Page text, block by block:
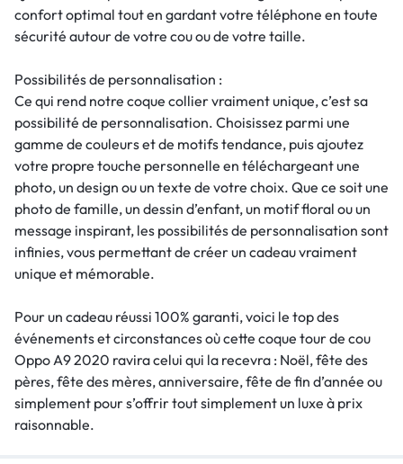
confort optimal tout en gardant votre téléphone en toute
sécurité autour de votre cou ou de votre taille.
Possibilités de personnalisation :
Ce qui rend notre coque collier vraiment unique, c’est sa
possibilité de personnalisation. Choisissez parmi une
gamme de couleurs et de motifs tendance, puis ajoutez
votre propre touche personnelle en téléchargeant une
photo, un design ou un texte de votre choix. Que ce soit une
photo de famille, un dessin d’enfant, un motif floral ou un
message inspirant, les possibilités de personnalisation sont
infinies, vous permettant de créer un cadeau vraiment
unique et mémorable.
Pour un cadeau réussi 100% garanti, voici le top des
événements et circonstances où cette coque tour de cou
Oppo A9 2020 ravira celui qui la recevra : Noël, fête des
pères, fête des mères, anniversaire, fête de fin d’année ou
simplement pour s’offrir tout simplement un luxe à prix
raisonnable.